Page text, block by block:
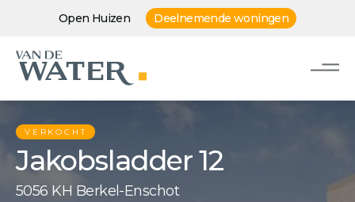
Open Huizen Deelnemende woningen
VERKOCHT
Jakobsladder 12
5056 KH Berkel-Enschot